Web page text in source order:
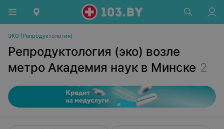
ЭКО (Репродуктология)
Репродуктология (эко) возле
метро Академия наук в Минске 2